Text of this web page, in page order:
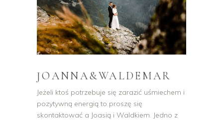
JOANNA&WALDEMAR
Jeżeli ktoś potrzebuje się zarazić uśmiechem i
pozytywną energią to proszę się
skontaktować a Joasią i Waldkiem. Jedno z